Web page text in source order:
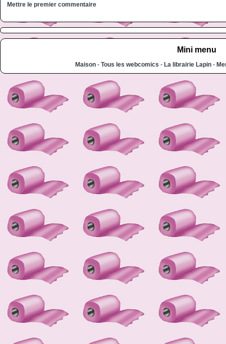
Mettre le premier commentaire
Mini menu
Maison- Tous les webcomics - La librairie Lapin-